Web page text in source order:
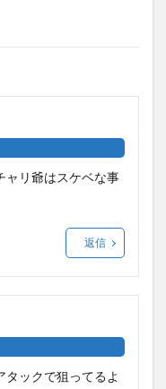
ャリ爺はスケベな事
返信
タックで狙ってるよ